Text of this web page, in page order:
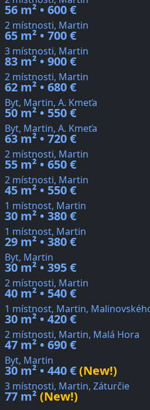
56 m² • 600 €
2 místnosti, Martin
65 m² • 700 €
3 místnosti, Martin
83 m² • 900 €
2 místnosti, Martin
62 m² • 680 €
Byt, Martin, A. Kmeťa
50 m² • 550 €
Byt, Martin, A. Kmeťa
63 m² • 720 €
2 místnosti, Martin
55 m² • 650 €
2 místnosti, Martin
45 m² • 550 €
1 místnost, Martin
30 m² • 380 €
1 místnost, Martin
29 m² • 380 €
Byt, Martin
30 m² • 395 €
2 místnosti, Martin
40 m² • 540 €
1 místnost, Martin,
30 m² • 420 €
2 místnosti, Martin, Malá Hora
47 m² • 690 €
Byt, Martin
30 m² • 440 €(New!)
3 místnosti, Martin, Záturčie
77 m² (New!)